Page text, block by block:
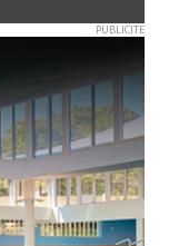
PUBLICITE